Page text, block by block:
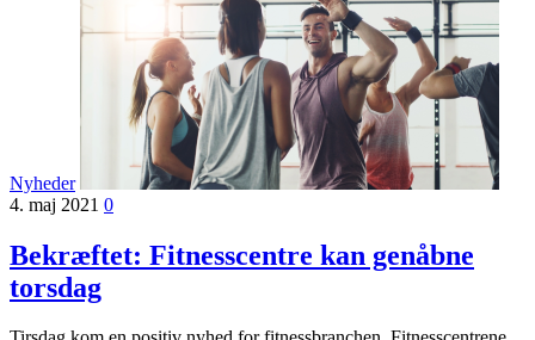
Nyheder
4. maj 2021 0
Bekræftet: Fitnesscentre kan genåbne
torsdag